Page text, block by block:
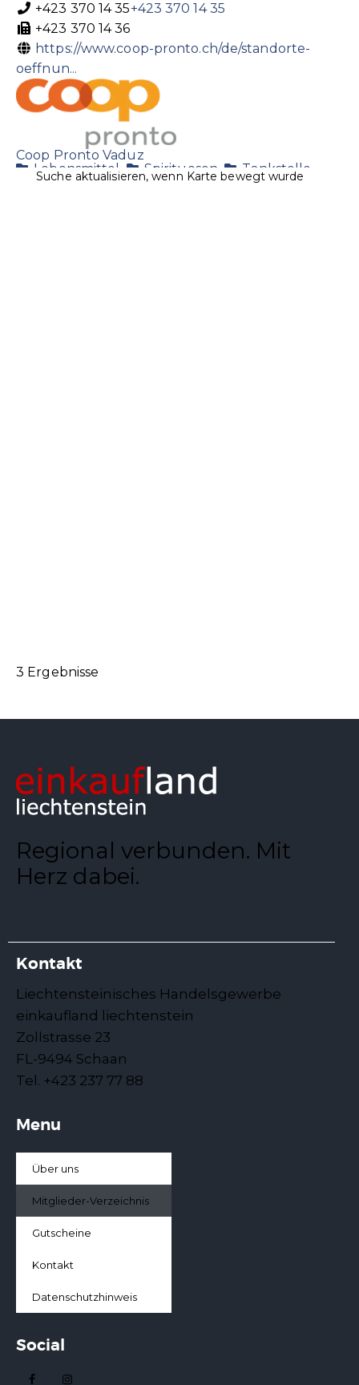
+423 370 14 35+423 370 14 35
+423 370 14 36
https://www.coop-pronto.ch/de/standorte-
oeffnun...
Coop Pronto Vaduz
Lebensmittel
Spirituosen
Tankstelle
Landstrasse 19 9490 Vaduz, Liechtenstein
Suche aktualisieren, wenn Karte bewegt wurde
3 Ergebnisse
Regional verbunden. Mit
Herz dabei.
Kontakt
Liechtensteinisches Handelsgewerbe
einkaufland liechtenstein
Zollstrasse 23
FL-9494 Schaan
Tel. +423 237 77 88
Menu
Über uns
Mitglieder-Verzeichnis
Gutscheine
Kontakt
Datenschutzhinweis
Social